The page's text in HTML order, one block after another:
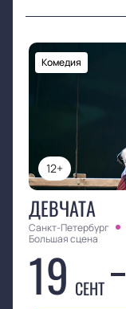
12+
Комедия
ДЕВЧАТА
Санкт-Петербург
Большая сцена
19 СЕНТ